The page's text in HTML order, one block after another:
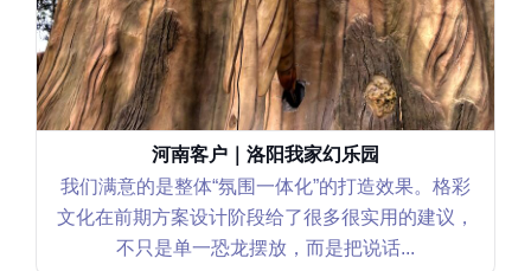
河南客户｜洛阳我家幻乐园
我们满意的是整体“氛围一体化”的打造效果。格彩
文化在前期方案设计阶段给了很多很实用的建议，
不只是单一恐龙摆放，而是把说话...